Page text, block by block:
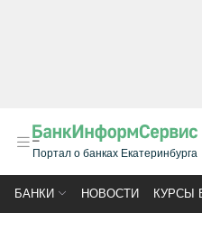
Портал о банках Екатеринбурга
БАНКИ НОВОСТИ КУРСЫ